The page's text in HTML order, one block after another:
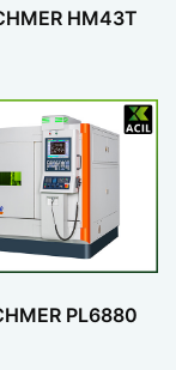
HM43T
PL6880